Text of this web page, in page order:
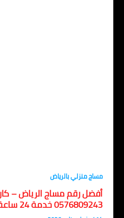
منزلي بالرياض
رقم مساج الرياض – كاريزما
خدمة 24 ساعة